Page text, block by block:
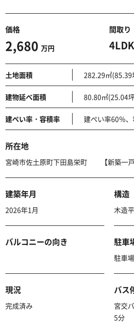
価格
2,680 万円
間取り
4LDK
土地面積 282.29㎡(85.39
建物延べ面積 80.80㎡(25.04
建ぺい率・容積率 建ぺい率60％
所在地
宮崎市佐土原町下田島栄町 【新築一戸
建築年月
2026年1月
構造
木造
バルコニーの向き 駐車
駐車
現況
完成済み
バス
宮交
5分